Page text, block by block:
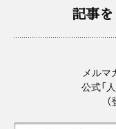
記事
メルマ
公式「